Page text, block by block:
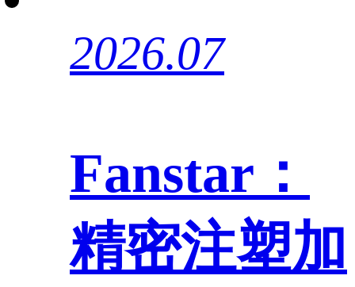
2026.07
Fanstar：
精密注塑加